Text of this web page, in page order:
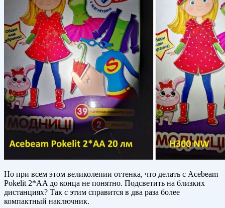
Но при всем этом великолепии оттенка, что делать с Acebeam
Pokelit 2*AA до конца не понятно. Подсветить на близких
дистанциях? Так с этим справится в два раза более
компактный наключник.